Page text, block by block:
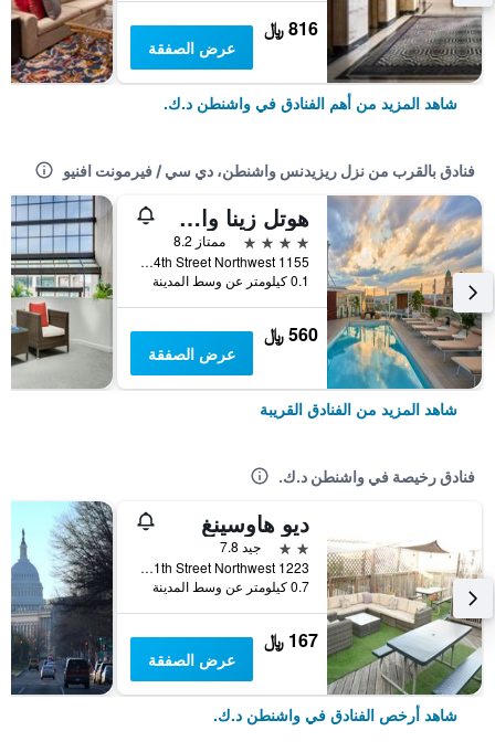
816 ﷼
عرض الصفقة
شاهد المزيد من أهم الفنادق في واشنطن د.ك.
فنادق بالقرب من نزل ريزيدنس واشنطن، دي سي / فيرمونت افنيو
هوتل زينا واشنطن دي سي
4 نجوم
ممتاز 8.2
1155 14th Street Northwest, واشنطن د.ك., DC, الولايات المتحدة الأميريكية
0.1 كيلومتر عن وسط المدينة
560 ﷼
عرض الصفقة
شاهد المزيد من الفنادق القريبة
فنادق رخيصة في واشنطن د.ك.
ديو هاوسينغ
2 نجمتين
جيد 7.8
1223 11th Street Northwest, واشنطن د.ك., DC, الولايات المتحدة الأميريكية
0.7 كيلومتر عن وسط المدينة
167 ﷼
عرض الصفقة
شاهد أرخص الفنادق في واشنطن د.ك.